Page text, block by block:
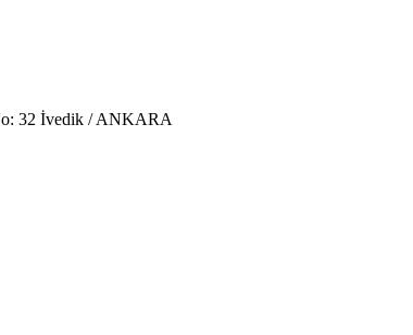
32 İvedik / ANKARA